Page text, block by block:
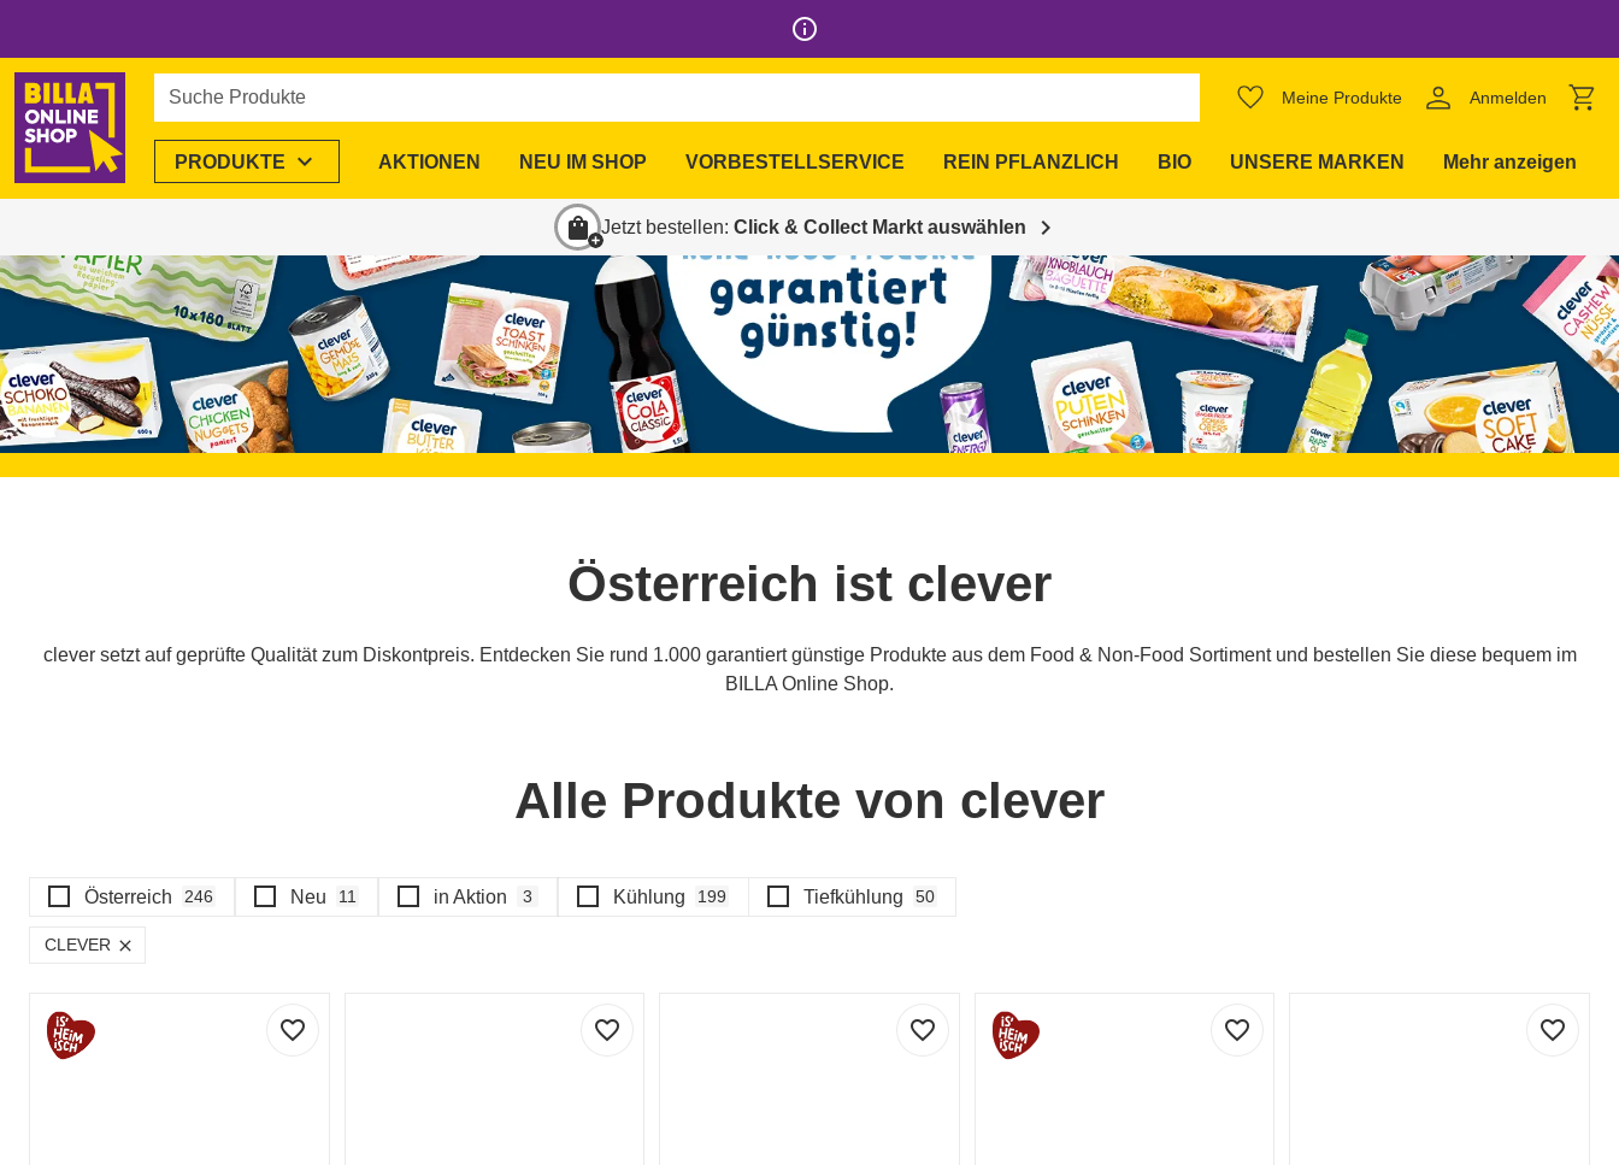
info_outline
Suche Produkte
Meine Produkte Anmelden
PRODUKTE expand_more AKTIONEN NEU IM SHOP VORBESTELLSERVICE REIN PFLANZLICH BIO UNSERE MARKEN Mehr anzeigen
shopping_bag Jetzt bestellen: Click & Collect Markt auswählen chevron_right
Österreich ist clever
clever setzt auf geprüfte Qualität zum Diskontpreis. Entdecken Sie rund 1.000 garantiert günstige Produkte aus dem Food & Non-Food Sortiment und bestellen Sie diese bequem im
BILLA Online Shop.
Alle Produkte von clever
Österreich 246 Neu 11 in Aktion 3 Kühlung 199 Tiefkühlung 50
CLEVER close
favorite_border favorite_border favorite_border favorite_border favorite_border